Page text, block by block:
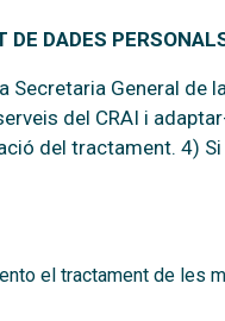
DE DADES
Secretaria General
del CRAI i
del tractament. 4)
el tractament de les